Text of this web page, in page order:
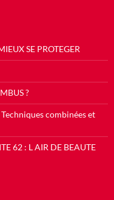
SE PROTEGER
?
combinées et
62 : L AIR DE BEAUTE